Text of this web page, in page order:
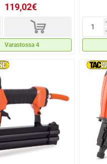
119,02€
d
Varastossa 4